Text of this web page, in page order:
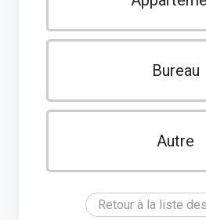
Bureau
Autre
Retour à la liste